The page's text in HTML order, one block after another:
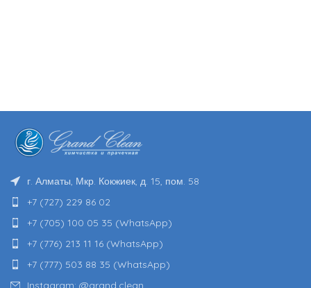
г. Алматы, Мкр. Кокжиек, д. 15, пом. 58
+7 (727) 229 86 02
+7 (705) 100 05 35 (WhatsApp)
+7 (776) 213 11 16 (WhatsApp)
+7 (777) 503 88 35 (WhatsApp)
Instagram: @grand.clean